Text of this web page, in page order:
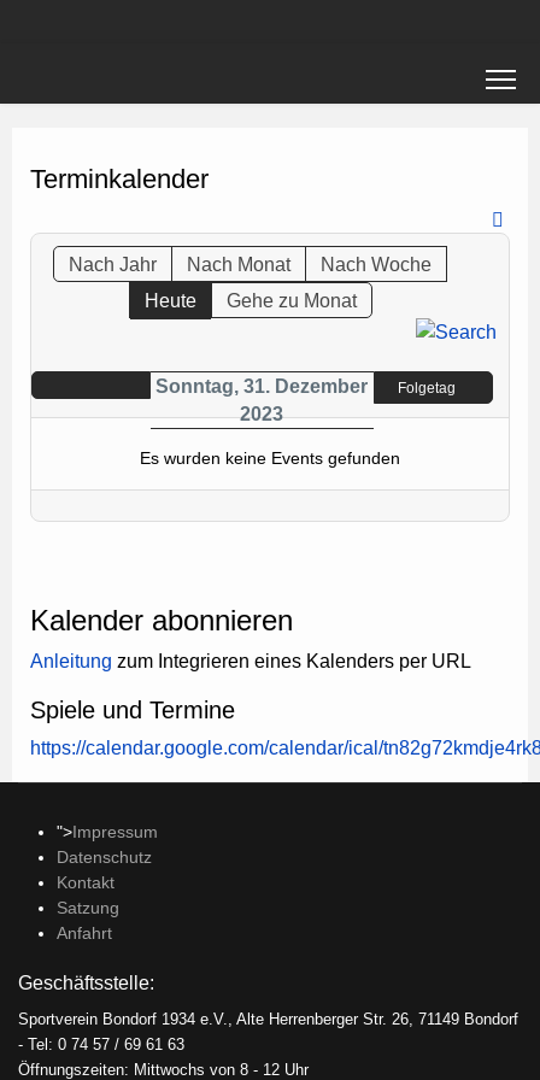
Terminkalender
Nach Jahr Nach Monat
Nach Woche
Heute
Gehe zu Monat
Sonntag, 31. Dezember
2023
Folgetag
Es wurden keine Events gefunden
Kalender abonnieren
Anleitung zum Integrieren eines Kalenders per URL
Spiele und Termine
https://calendar.google.com/calendar/ical/
">Impressum
Datenschutz
Kontakt
Satzung
Anfahrt
Geschäftsstelle:
Sportverein Bondorf 1934 e.V., Alte Herrenberger Str. 26, 71149 Bondorf
- Tel: 0 74 57 / 69 61 63
Öffnungszeiten: Mittwochs von 8 - 12 Uhr